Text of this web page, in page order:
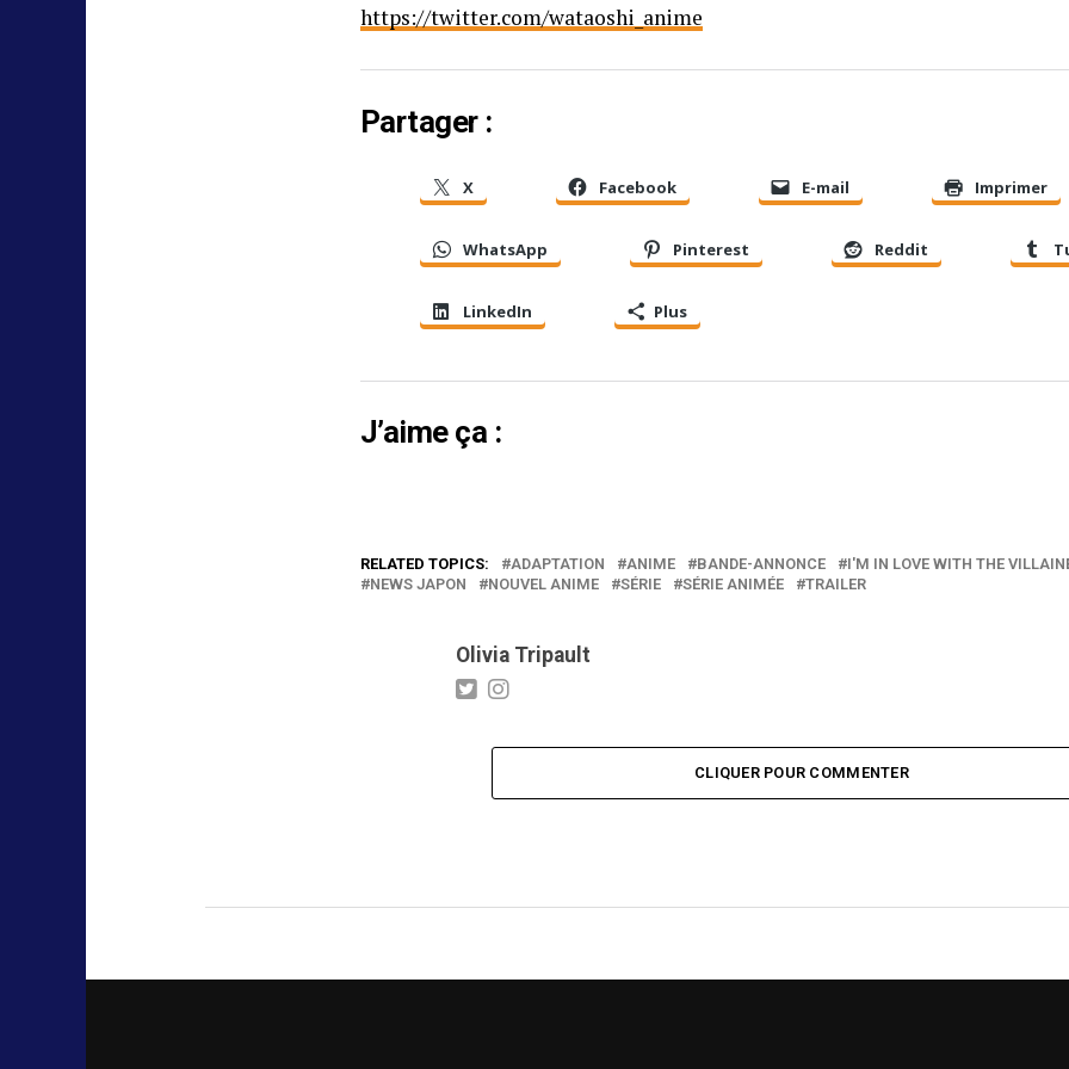
https://twitter.com/wataoshi_anime
Partager :
X Facebook E-mail Imprimer
WhatsApp Pinterest Reddit
LinkedIn Plus
J’aime ça :
RELATED TOPICS: ADAPTATION ANIME BANDE-ANNONCE I'M IN LOVE WITH THE
NEWS JAPON
NOUVEL ANIME SÉRIE SÉRIE ANIMÉE TRAILER
Olivia Tripault
CLIQUER POUR COMMENTER
AGENDA